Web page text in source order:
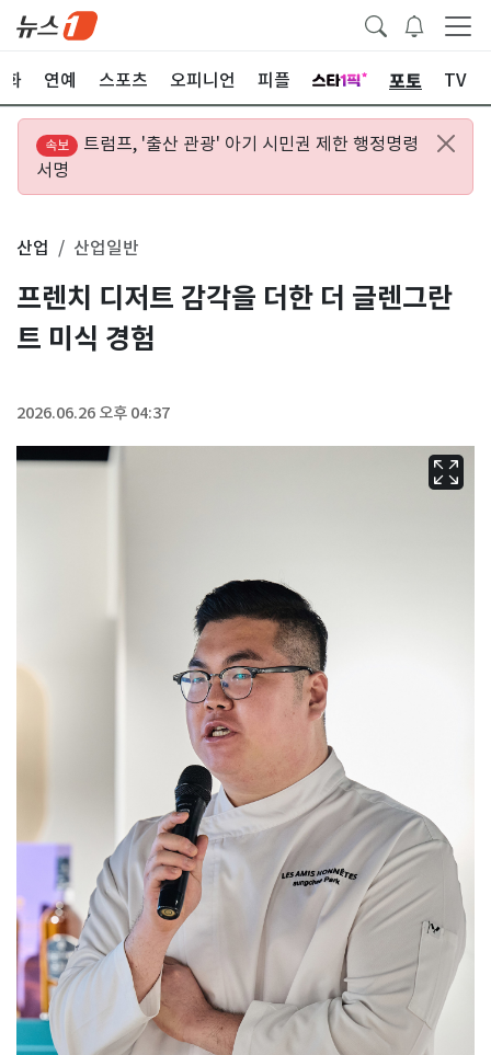
화 연예 스포츠 오피니언 피플 포토 TV
속보
트럼프, '출산 관광' 아기 시민권 제한 행정명령
서명
산업 산업일반
프렌치 디저트 감각을 더한 더 글렌그란
트 미식 경험
2026.06.26 오후 04:37